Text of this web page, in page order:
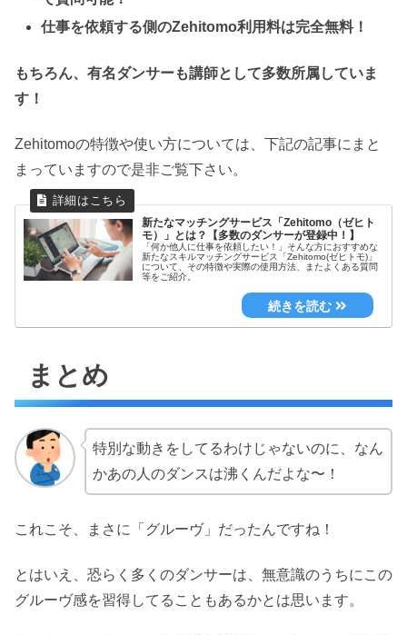
仕事を依頼する側のZehitomo利用料は完全無料！
もちろん、有名ダンサーも講師として多数所属していま
す！
Zehitomoの特徴や使い方については、下記の記事にまと
まっていますので是非ご覧下さい。
新たなマッチングサービス「Zehitomo（ゼヒト
モ）」とは？【多数のダンサーが登録中！】
「何か他人に仕事を依頼したい！」そんな方におすすめな
新たなスキルマッチングサービス「Zehitomo(ゼヒトモ)」
について、その特徴や実際の使用方法、またよくある質問
等をご紹介。
まとめ
特別な動きをしてるわけじゃないのに、なん
かあの人のダンスは沸くんだよな〜！
これこそ、まさに「グルーヴ」だったんですね！
とはいえ、恐らく多くのダンサーは、無意識のうちにこの
グルーヴ感を習得してることもあるかとは思います。